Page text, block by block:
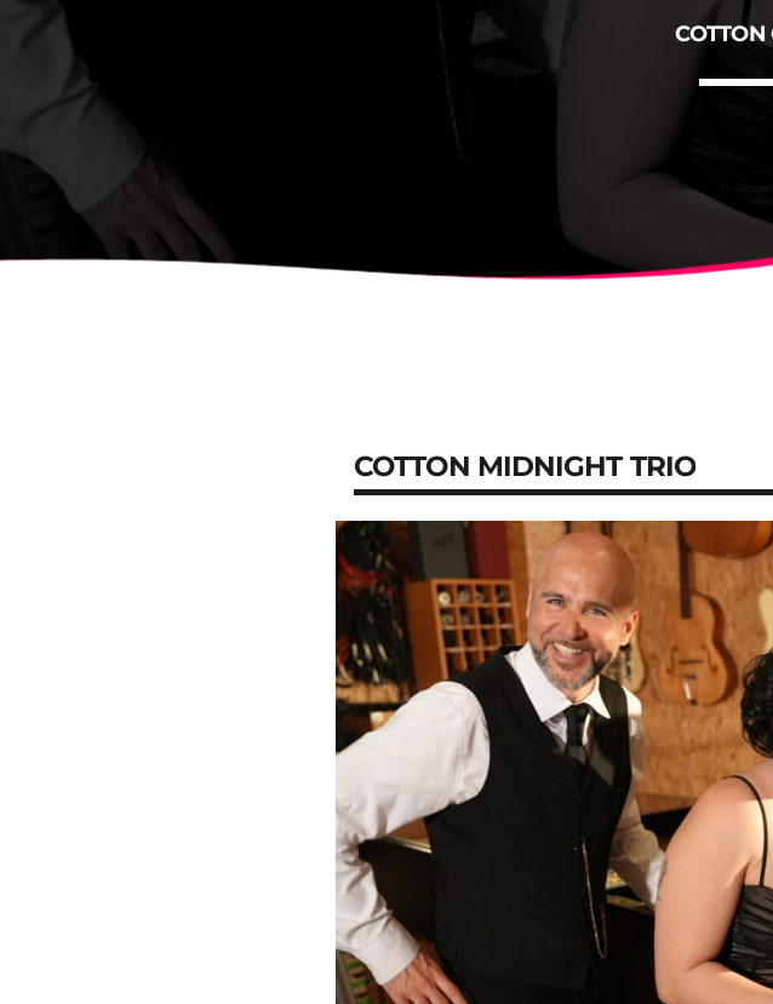
LA
FESTIVAL
COTTON MIDNIGHT TRIO